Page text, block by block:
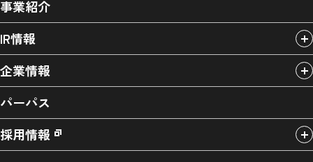
事業紹介
IR情報
企業情報
パーパス
採用情報